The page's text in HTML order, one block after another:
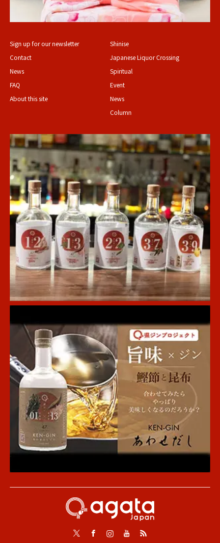
Sign up for our newsletter
Contact
News
FAQ
About this site
Shinise
Japanese Liquor Crossing
Spiritual
Event
News
Column
InstagramYoutube
RSS